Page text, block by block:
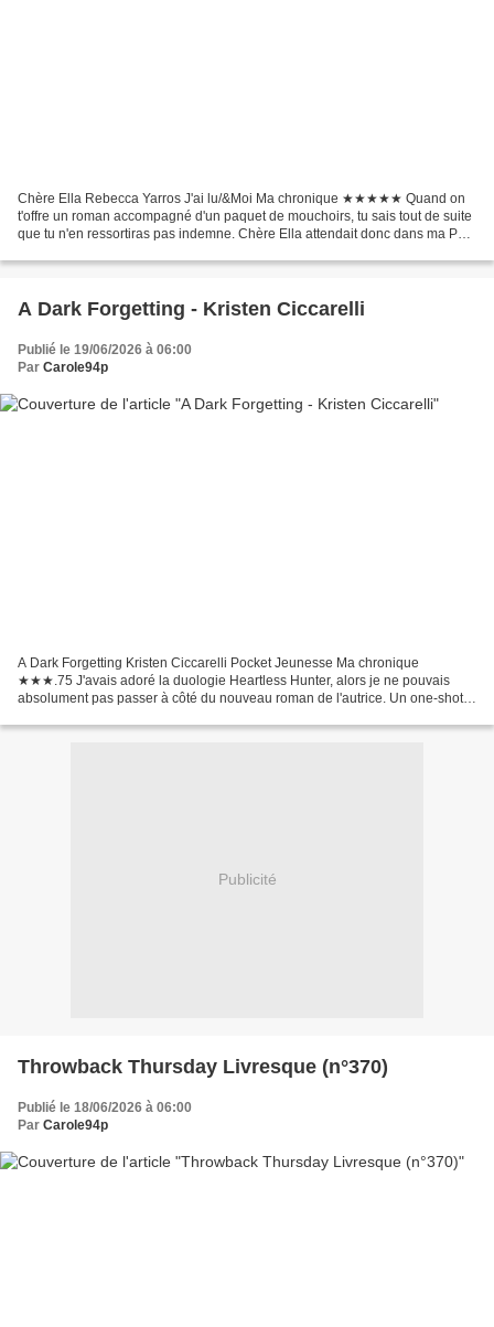
Chère Ella Rebecca Yarros J'ai lu/&Moi Ma chronique ★★★★★ Quand on
t'offre un roman accompagné d'un paquet de mouchoirs, tu sais tout de suite
que tu n'en ressortiras pas indemne. Chère Ella attendait donc dans ma PAL,
A Dark Forgetting - Kristen Ciccarelli
Publié le 19/06/2026 à 06:00
Par Carole94p
A Dark Forgetting Kristen Ciccarelli Pocket Jeunesse Ma chronique
★★★.75 J'avais adoré la duologie Heartless Hunter, alors je ne pouvais
absolument pas passer à côté du nouveau roman de l'autrice. Un one-shot
Publicité
Throwback Thursday Livresque (n°370)
Publié le 18/06/2026 à 06:00
Par Carole94p